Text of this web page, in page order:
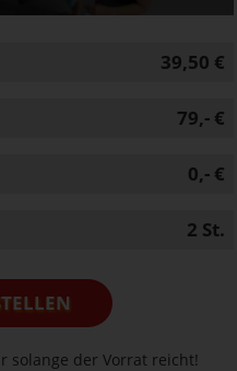
39,50 €
79,- €
0,- €
2 St.
solange der Vorrat reicht!